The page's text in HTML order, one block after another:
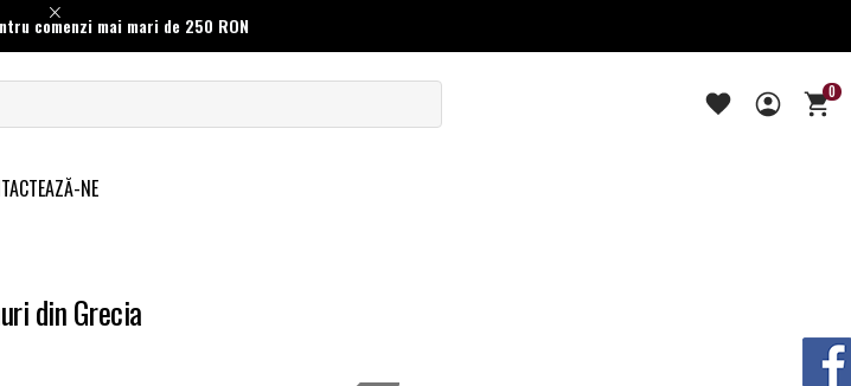
comenzi mai mari de 250 RON
0
NE
din Grecia